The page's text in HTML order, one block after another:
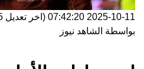
2025-10-11 07:42:20 (اخر تعديل
بواسطة الشاهد نيوز